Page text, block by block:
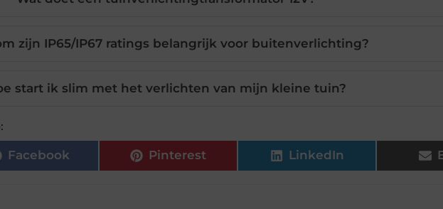
zijn IP65/IP67 ratings belangrijk voor buitenverlichting?
start ik slim met het verlichten van mijn kleine tuin?
Facebook Pinterest LinkedIn